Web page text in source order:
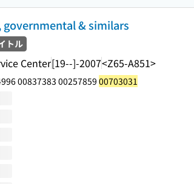
& similars
トル
Center[19--]-2007<Z65-A851>
00837383 00257859 00703031